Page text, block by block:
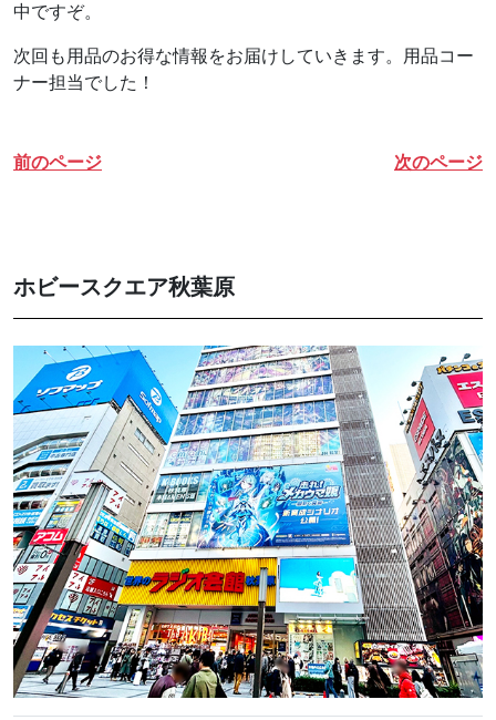
中ですぞ。
次回も用品のお得な情報をお届けしていきます。用品コー
ナー担当でした！
前のページ 次のページ
ホビースクエア秋葉原